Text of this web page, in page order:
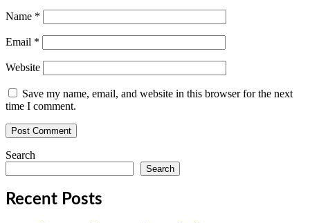
Name *
Email *
Website
Save my name, email, and website in this browser for the next
time I comment.
Search
Search
Recent Posts